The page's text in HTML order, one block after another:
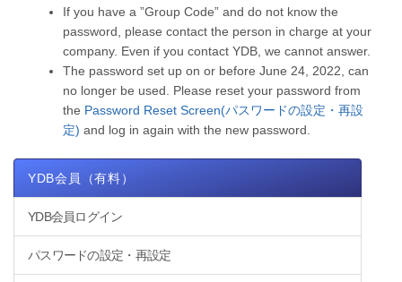
If you have a ”Group Code” and do not know the
password, please contact the person in charge at your
company. Even if you contact YDB, we cannot answer.
The password set up on or before June 24, 2022, can
no longer be used. Please reset your password from
the Password Reset Screen(パスワードの設定・再設
定) and log in again with the new password.
YDB会員（有料）
YDB会員ログイン
パスワードの設定・再設定